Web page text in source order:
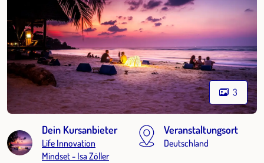
3
Dein Kursanbieter
Life Innovation
Mindset - Isa Zöller
Veranstaltungsort
Deutschland